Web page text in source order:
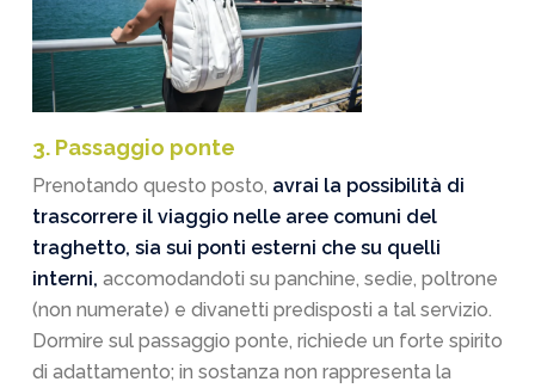
3. Passaggio ponte
Prenotando questo posto, avrai la possibilità di
trascorrere il viaggio nelle aree comuni del
traghetto, sia sui ponti esterni che su quelli
interni, accomodandoti su panchine, sedie, poltrone
(non numerate) e divanetti predisposti a tal servizio.
Dormire sul passaggio ponte, richiede un forte spirito
di adattamento; in sostanza non rappresenta la